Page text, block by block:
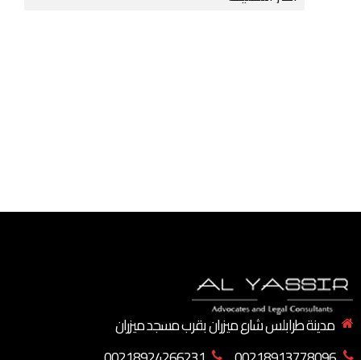
مدينة طرابلس شارع ميزران بقرب مسجد ميزران